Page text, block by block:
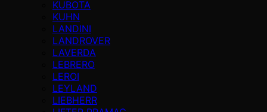
KUBOTA
KUHN
LANDINI
LANDROVER
LAVERDA
LEBRERO
LEROI
LEYLAND
LIEBHERR